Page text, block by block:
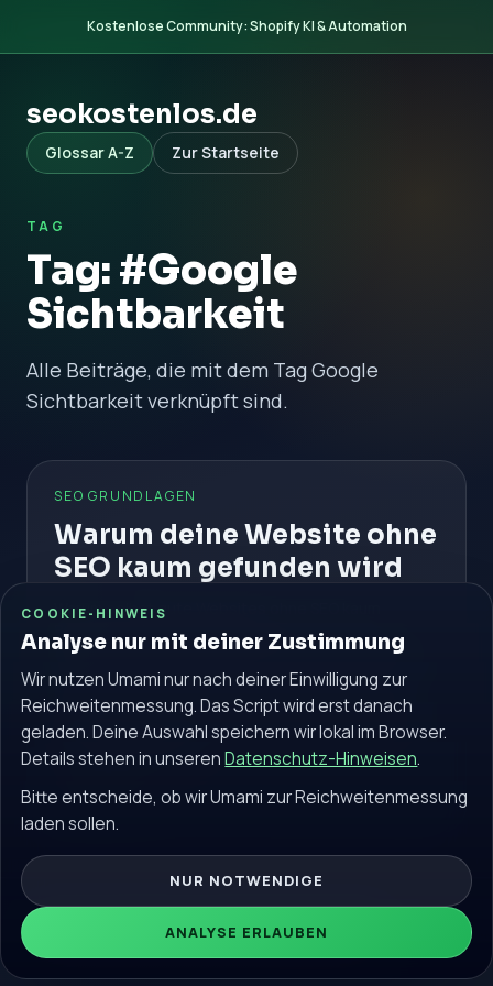
Kostenlose Community: Shopify KI & Automation
seokostenlos.de
Glossar A-Z Zur Startseite
TAG
Tag: #Google
Sichtbarkeit
Alle Beiträge, die mit dem Tag Google
Sichtbarkeit verknüpft sind.
SEO GRUNDLAGEN
Warum deine Website ohne
SEO kaum gefunden wird
Warum selbst gute Websites ohne SEO kaum
Besucher erhalten - und wie
Suchmaschinenoptimierung nachhaltig Sichtbarkeit
aufbaut.
#Website ohne SEO
#Suchmaschinenoptimierung
Weiterlesen
© 2026 seokostenlos.de. Alle Rechte vorbehalten.
Community
COOKIE-HINWEIS
Analyse nur mit deiner Zustimmung
Wir nutzen Umami nur nach deiner Einwilligung zur
Reichweitenmessung. Das Script wird erst danach
geladen. Deine Auswahl speichern wir lokal im Browser.
Details stehen in unserenDatenschutz-Hinweisen.
Bitte entscheide, ob wir Umami zur Reichweitenmessung
laden sollen.
NUR NOTWENDIGE
ANALYSE ERLAUBEN